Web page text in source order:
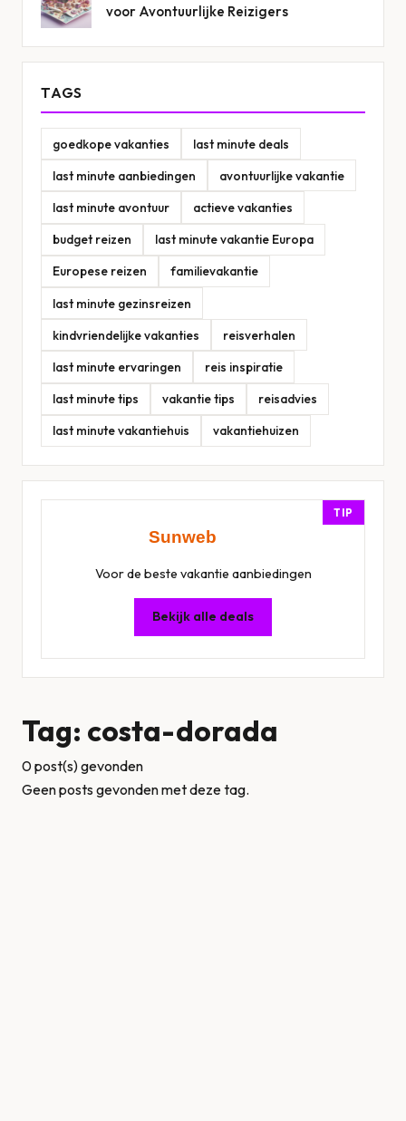
Tag: costa-dorada
0 post(s) gevonden
Geen posts gevonden met deze tag.
voor Avontuurlijke Reizigers
TAGS
goedkope vakanties
last minute deals
last minute aanbiedingen
avontuurlijke vakantie
last minute avontuur
actieve vakanties
budget reizen
last minute vakantie Europa
Europese reizen
familievakantie
last minute gezinsreizen
kindvriendelijke vakanties
reisverhalen
last minute ervaringen
reis inspiratie
last minute tips
vakantie tips
reisadvies
last minute vakantiehuis
vakantiehuizen
TIP
Voor de beste vakantie aanbiedingen
Bekijk alle deals